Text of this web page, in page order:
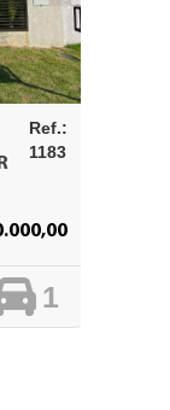
Ref.:
1183
1